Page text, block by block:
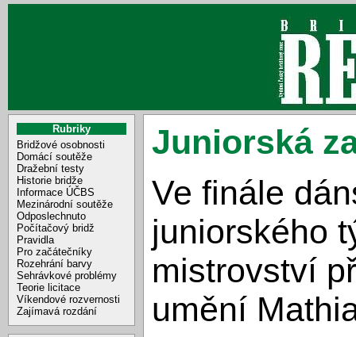
Rubriky
Bridžové osobnosti
Domácí soutěže
Dražební testy
Historie bridže
Informace ÚČBS
Mezinárodní soutěže
Odposlechnuto
Počítačový bridž
Pravidla
Pro začátečníky
Rozehrání barvy
Sehrávkové problémy
Teorie licitace
Víkendové rozvernosti
Zajímavá rozdání
Juniorská
Ve finále
juniorského
mistrovství
umění